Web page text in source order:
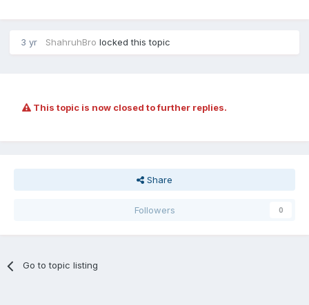
3 yr ShahruhBro locked this topic
This topic is now closed to further replies.
Share
Followers 0
Go to topic listing